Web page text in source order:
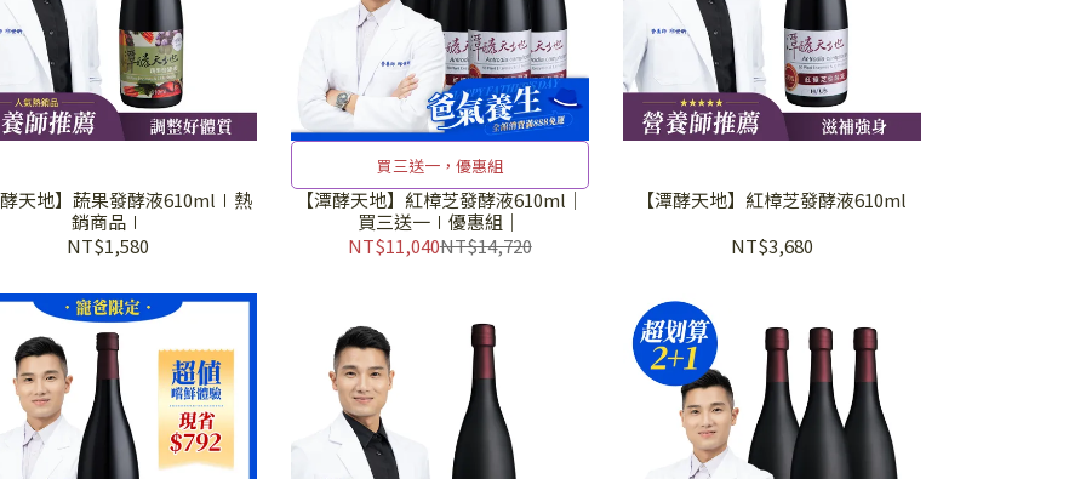
天地】蔬果發酵液610ml∣熱
銷商品∣
NT$1,580
買三送一，優惠組
【潭酵天地】紅樟芝發酵液610ml│
買三送一∣優惠組│
NT$11,040NT$14,720
【潭酵天地】紅樟芝發酵液610ml
NT$3,680